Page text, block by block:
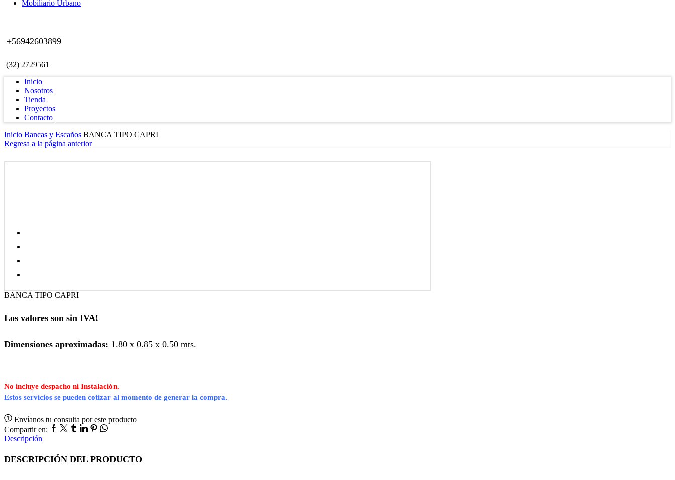
Mobiliario Urbano
+56942603899
(32) 2729561
Inicio
Nosotros
Tienda
Proyectos
Contacto
Inicio Bancas y Escaños BANCA TIPO CAPRI
Regresa a la página anterior
BANCA TIPO CAPRI
Los valores son sin IVA!
Dimensiones aproximadas: 1.80 x 0.85 x 0.50 mts.
No incluye despacho ni Instalación.
Estos servicios se pueden cotizar al momento de generar la compra.
Envíanos tu consulta por este producto
Compartir en: Facebook
TwitterTumblr
Linkedin
Pinterest
Whatsapp
Descripción
DESCRIPCIÓN DEL PRODUCTO